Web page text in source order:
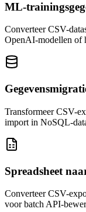
ML-
Converteer CSV-
OpenAI-modellen of
Transformeer CSV-
import in NoSQL-
Spreadsheet
Converteer CSV-
voor batch API-